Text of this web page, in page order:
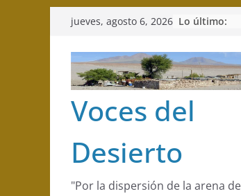
Saltar
contenido
jueves, agosto 6, 2026 Lo último:
Voces del
Desierto
"Por la dispersión de la arena